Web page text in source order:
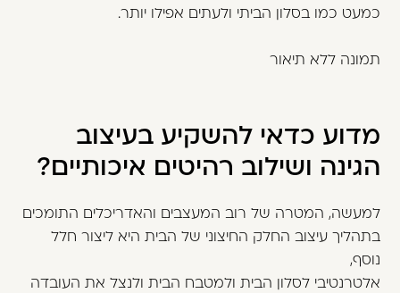
כמעט כמו בסלון הביתי ולעתים אפילו יותר.
תמונה ללא תיאור
מדוע כדאי להשקיע בעיצוב
הגינה ושילוב רהיטים איכותיים?
למעשה, המטרה של רוב המעצבים והאדריכלים התומכים
בתהליך עיצוב החלק החיצוני של הבית היא ליצור חלל
נוסף,
אלטרנטיבי לסלון הבית ולמטבח הבית ולנצל את העובדה